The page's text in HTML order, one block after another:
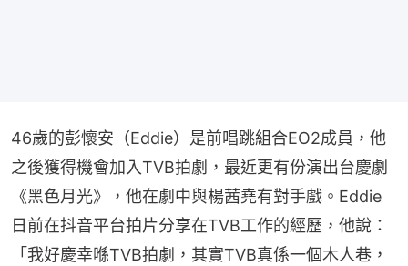
46歲的彭懷安（Eddie）是前唱跳組合EO2成員，他
之後獲得機會加入TVB拍劇，最近更有份演出台慶劇
《黑色月光》，他在劇中與楊茜堯有對手戲。Eddie
日前在抖音平台拍片分享在TVB工作的經歷，他說：
「我好慶幸喺TVB拍劇，其實TVB真係一個木人巷，